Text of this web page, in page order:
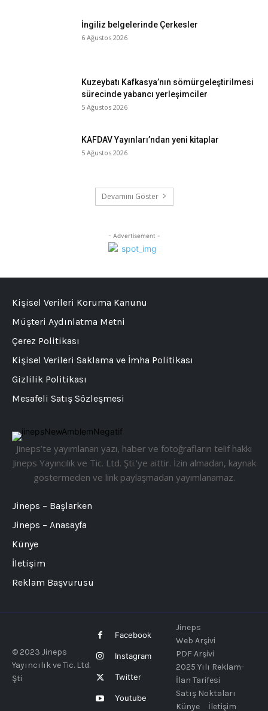
İngiliz belgelerinde Çerkesler
6 Ağustos 2026
Kuzeybatı Kafkasya’nın sömürgeleştirilmesi
sürecinde yabancı yerleşimciler
5 Ağustos 2026
KAFDAV Yayınları’ndan yeni kitaplar
5 Ağustos 2026
Devamını Göster
- Advertisement -
Jineps’te yayımlanan yazı, haber ve fotoğrafların telif hakkı
Jineps Yayıncılık ve Tic. Ltd. Şti.’ye aittir. İzin almadan, kaynak
göstermeden ve link paylaşmadan yayımlanamaz.
Jineps – Başlarken
Jineps – Anasayfa
Künye
İletişim
Reklam Başvurusu
Kişisel Verileri Koruma Kanunu
Müşteri Aydınlatma Metni
Çerez Politikası
Kişisel Verileri Saklama ve İmha Politikası
Gizlilik Politikası
Mesafeli Satış Sözleşmesi
© 2023 Jineps
Yayıncılık ve Tic. Ltd.
Şti
Facebook
Instagram
Twitter
Youtube
Jineps
Web Arşivi
PDF Arşivi
2025 Yılı Reklam-
İlan Tarifesi
Satış Noktaları
Künye
İletişim